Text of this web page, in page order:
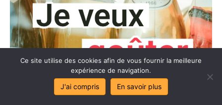
Ce site utilise des cookies afin de vous fournir la meilleure
expérience de navigation.
J'ai compris En savoir plus